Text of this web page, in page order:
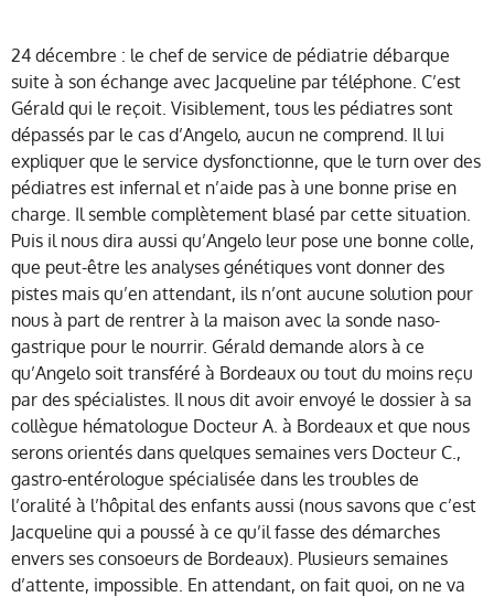
24 décembre : le chef de service de pédiatrie débarque
suite à son échange avec Jacqueline par téléphone. C’est
Gérald qui le reçoit. Visiblement, tous les pédiatres sont
dépassés par le cas d’Angelo, aucun ne comprend. Il lui
expliquer que le service dysfonctionne, que le turn over des
pédiatres est infernal et n’aide pas à une bonne prise en
charge. Il semble complètement blasé par cette situation.
Puis il nous dira aussi qu’Angelo leur pose une bonne colle,
que peut-être les analyses génétiques vont donner des
pistes mais qu’en attendant, ils n’ont aucune solution pour
nous à part de rentrer à la maison avec la sonde naso-
gastrique pour le nourrir. Gérald demande alors à ce
qu’Angelo soit transféré à Bordeaux ou tout du moins reçu
par des spécialistes. Il nous dit avoir envoyé le dossier à sa
collègue hématologue Docteur A. à Bordeaux et que nous
serons orientés dans quelques semaines vers Docteur C.,
gastro-entérologue spécialisée dans les troubles de
l’oralité à l’hôpital des enfants aussi (nous savons que c’est
Jacqueline qui a poussé à ce qu’il fasse des démarches
envers ses consoeurs de Bordeaux). Plusieurs semaines
d’attente, impossible. En attendant, on fait quoi, on ne va